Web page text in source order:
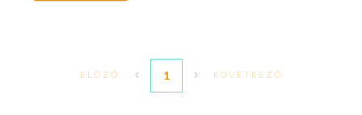
ELŐZŐ 1 KÖVETKEZŐ